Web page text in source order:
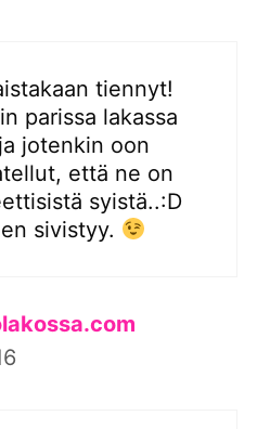
tiennyt!
parissa lakassa
jotenkin oon
että ne on
syistä..:D
sivistyy.